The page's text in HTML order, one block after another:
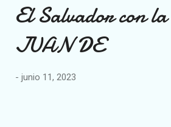
El Salvador con
JUAN DE
- junio 11, 2023